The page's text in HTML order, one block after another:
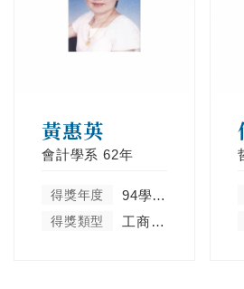
黃惠英
會計學系 62年
得獎年度 94學年度
得獎類型 工商菁英類